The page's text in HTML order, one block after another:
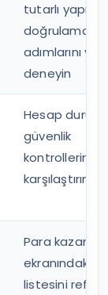
tutarlı yapın;
doğrulama
adımlarını
deneyin
Hesap
güvenlik
kontrollerini
karşılaştırın
Para
ekranındaki
listesini